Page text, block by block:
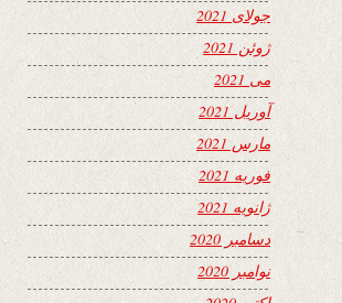
جولای 2021
ژوئن 2021
می 2021
آوریل 2021
مارس 2021
فوریه 2021
ژانویه 2021
دسامبر 2020
نوامبر 2020